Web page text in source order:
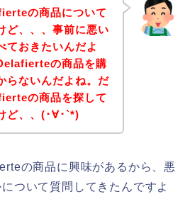
の商品について
ど、、、事前に悪い
ておきたいんだよ
の商品を購
らないんだよね。だ
の商品を探して
ど、、(･∀･`*)
の商品に興味があるから、悪
ついて質問してきたんですよ